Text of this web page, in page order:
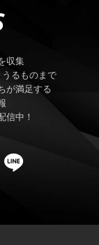
収集
るものまで
が満足する
信中！